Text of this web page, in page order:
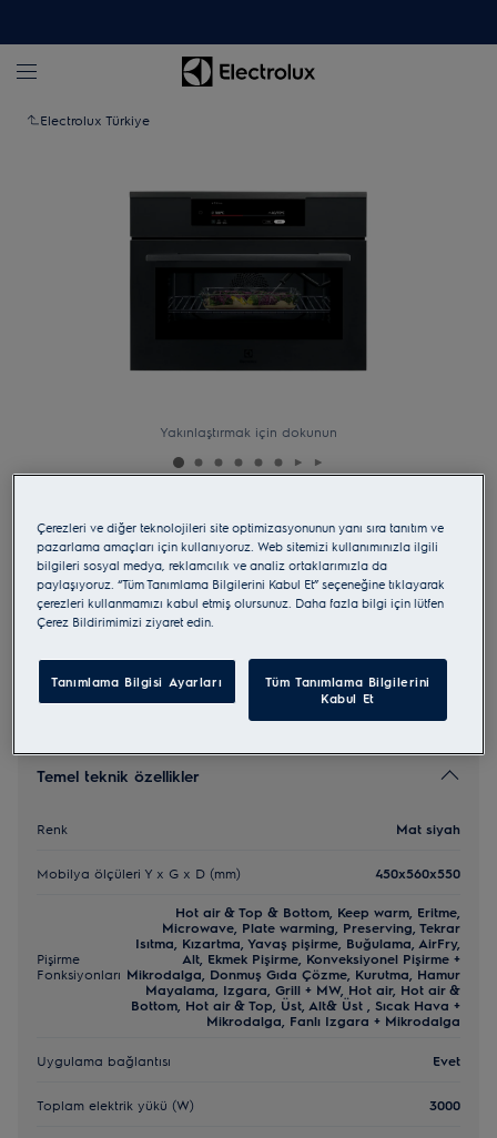
Electrolux Türkiye
Yakınlaştırmak için dokunun
KVLAE2ST
ProAssist CombiQuick
0 (0)
Temel teknik özellikler
Renk Mat siyah
Mobilya ölçüleri Y x G x D (mm) 450x560x550
Pişirme
Fonksiyonları
Hot air & Top & Bottom, Keep warm, Eritme,
Microwave, Plate warming, Preserving, Tekrar
Isıtma, Kızartma, Yavaş pişirme, Buğulama, AirFry,
Alt, Ekmek Pişirme, Konveksiyonel Pişirme +
Mikrodalga, Donmuş Gıda Çözme, Kurutma, Hamur
Mayalama, Izgara, Grill + MW, Hot air, Hot air &
Bottom, Hot air & Top, Üst, Alt& Üst , Sıcak Hava +
Mikrodalga, Fanlı Izgara + Mikrodalga
Uygulama bağlantısı Evet
Toplam elektrik yükü (W) 3000
Çerezleri ve diğer teknolojileri site optimizasyonunun yanı sıra tanıtım ve
pazarlama amaçları için kullanıyoruz. Web sitemizi kullanımınızla ilgili
bilgileri sosyal medya, reklamcılık ve analiz ortaklarımızla da
paylaşıyoruz. “Tüm Tanımlama Bilgilerini Kabul Et” seçeneğine tıklayarak
çerezleri kullanmamızı kabul etmiş olursunuz. Daha fazla bilgi için lütfen
Çerez Bildirimimizi ziyaret edin.
Tanımlama Bilgisi Ayarları
Tüm Tanımlama Bilgilerini
Kabul Et